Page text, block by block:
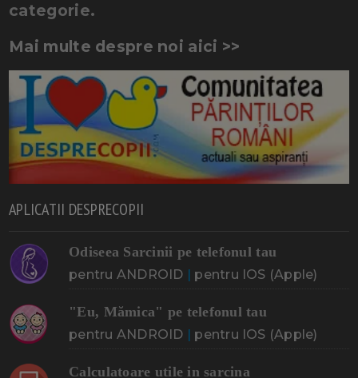
categorie.
Mai multe despre noi aici >>
APLICATII DESPRECOPII
Odiseea Sarcinii pe telefonul tau
pentru ANDROID | pentru IOS (Apple)
"Eu, Mămica" pe telefonul tau
pentru ANDROID | pentru IOS (Apple)
Calculatoare utile in sarcina